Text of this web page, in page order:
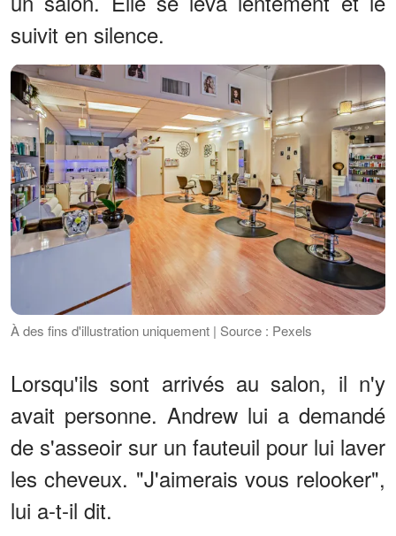
suivit en silence.
À des fins d'illustration uniquement | Source : Pexels
Lorsqu'ils sont arrivés au salon, il n'y
avait personne. Andrew lui a demandé
de s'asseoir sur un fauteuil pour lui laver
les cheveux. "J'aimerais vous relooker",
lui a-t-il dit.